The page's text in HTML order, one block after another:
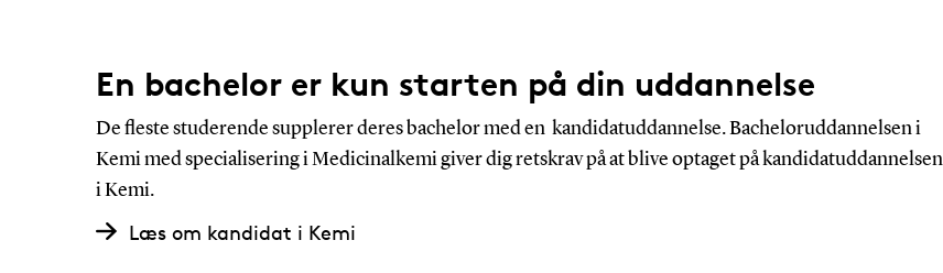
En bachelor er kun starten på din uddannelse
De fleste studerende supplerer deres bachelor med en kandidatuddannelse. Bacheloruddannelsen i
Kemi med specialisering i Medicinalkemi giver dig retskrav på at blive optaget på kandidatuddannelsen
i Kemi.
Læs om kandidat i Kemi